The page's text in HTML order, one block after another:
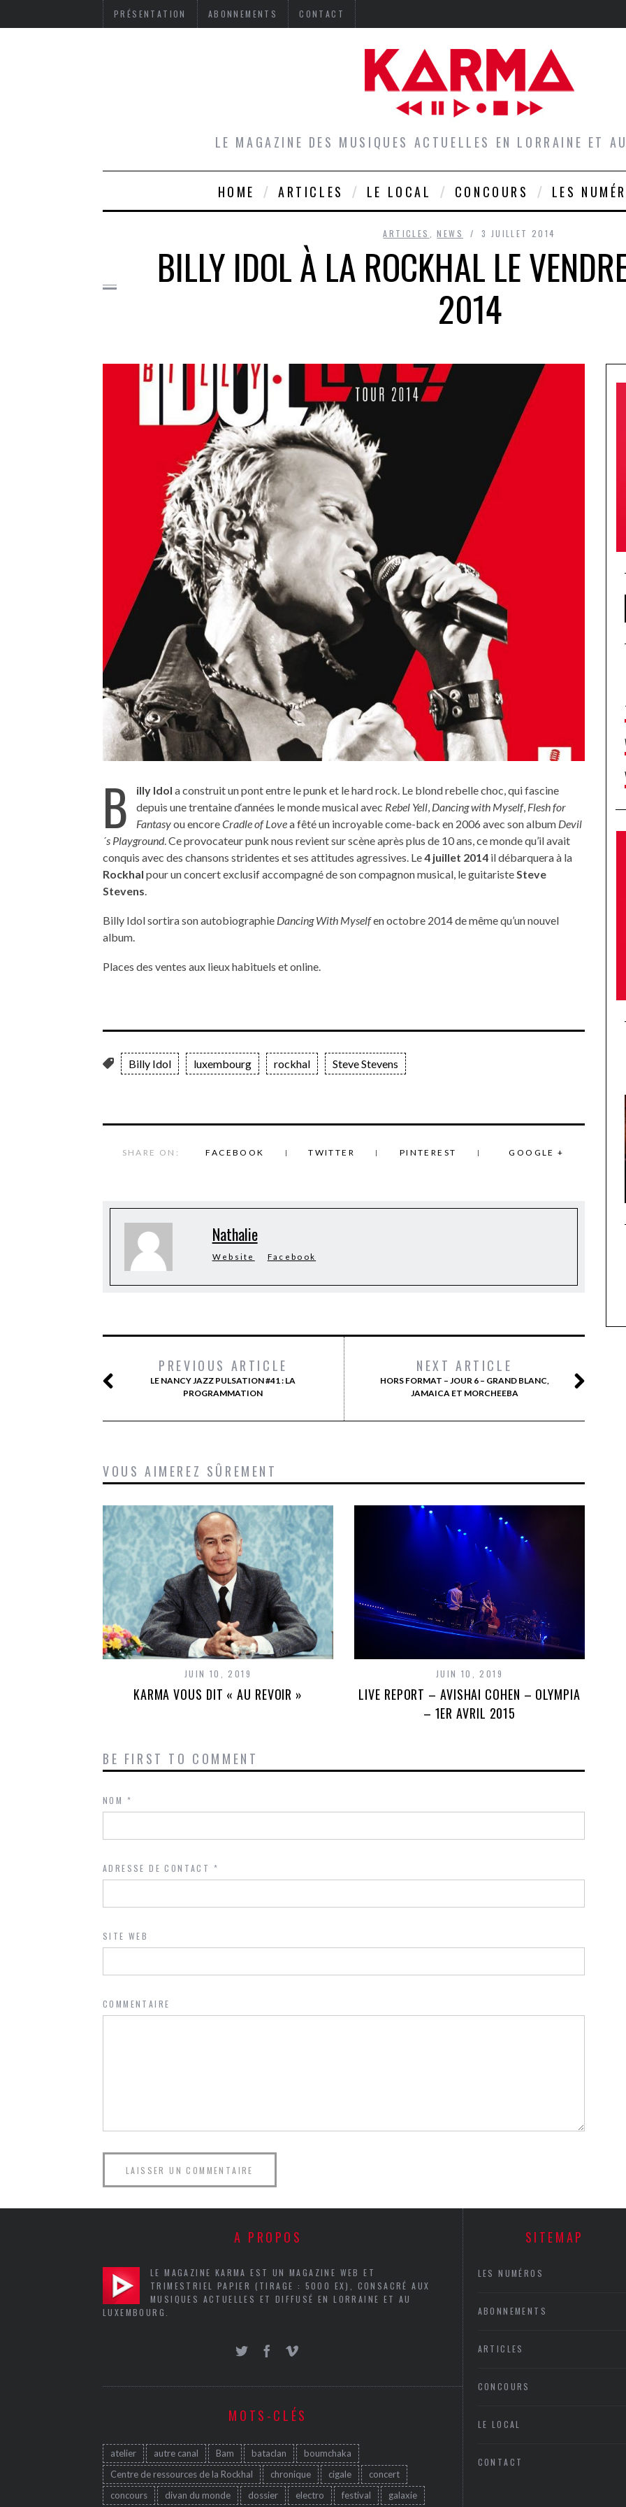
PRÉSENTATION ABONNEMENTS CONTACT
LE MAGAZINE DES MUSIQUES ACTUELLES EN LORRAINE ET
HOME ARTICLES LE LOCAL CONCOURS LES
ARTICLES ,NEWS 3 JUILLET 2014
BILLY IDOL À LA ROCKHAL LE
2014
B illy Idol a construit un pont entre le punk et le hard rock. Le blond rebelle choc, qui fascine
depuis une trentaine d‘années le monde musical avec Rebel Yell Dancing with Myself, Flesh for
Fantasyou encoreCradle of Lovea fêté un incroyable come-back en 2006 avec son album Devil
´s Playground. Ce provocateur punk nous revient sur scène après plus de 10 ans, ce monde qu’il avait
conquis avec des chansons stridentes et ses attitudes agressives. Le4 juillet 2014 il débarquera à la
Rockhal pour un concert exclusif accompagné de son compagnon musical, le guitariste Steve
Stevens
Billy Idol sortira son autobiographie Dancing With Myselfen octobre 2014 de même qu’un nouvel
album.
Places des ventes aux lieux habituels et online.
Billy Idol luxembourg rockhal Steve Stevens
SHARE ON: FACEBOOK TWITTER PINTEREST GOOGLE +
Nathalie
Website Facebook
PREVIOUS ARTICLE
LE NANCY JAZZ PULSATION #41 : LA
PROGRAMMATION
NEXT ARTICLE
HORS FORMAT – JOUR 6 – GRAND BLANC,
JAMAICA ET MORCHEEBA
VOUS AIMEREZ SÛREMENT
JUIN 10, 2019
KARMA VOUS DIT « AU REVOIR »
JUIN 10, 2019
LIVE REPORT – AVISHAI COHEN – OLYMPIA
– 1ER AVRIL 2015
BE FIRST TO COMMENT
NOM *
ADRESSE DE CONTACT *
SITE WEB
COMMENTAIRE
A PROPOS
LE MAGAZINE KARMA EST UN MAGAZINE WEB ET
TRIMESTRIEL PAPIER (TIRAGE : 5000 EX), CONSACRÉ AUX
MUSIQUES ACTUELLES ET DIFFUSÉ EN LORRAINE ET AU
LUXEMBOURG.
MOTS-CLÉS
atelier autre canal Bam bataclan
boumchaka
Centre de ressources de la Rockhal
chronique cigale
concert
concours
divan du monde dossier electro festival galaxie
SITEMAP
LES NUMÉROS
ABONNEMENTS
ARTICLES
CONCOURS
LE LOCAL
CONTACT